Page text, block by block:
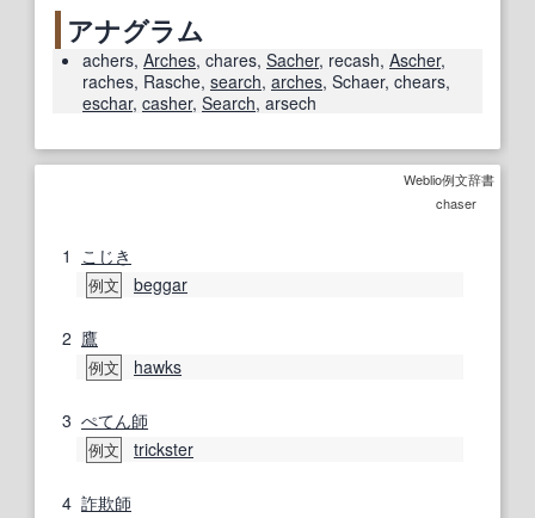
アナグラム
achers, Arches, chares, Sacher, recash, Ascher,
raches, Rasche, search, arches, Schaer, chears,
eschar, casher, Search, arsech
Weblio例文辞書
chaser
1 こじき
例文 beggar
2 鷹
例文 hawks
3 ぺてん師
例文 trickster
4 詐欺師